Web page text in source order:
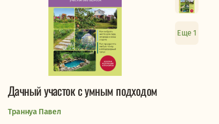
Еще 1
Дачный участок с умным подходом
Траннуа Павел